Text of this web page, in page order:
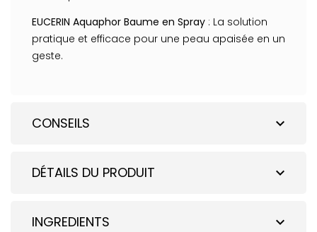
EUCERIN Aquaphor Baume en Spray : La solution
pratique et efficace pour une peau apaisée en un
geste.
expand_more
CONSEILS
expand_more
DÉTAILS DU PRODUIT
expand_more
INGREDIENTS